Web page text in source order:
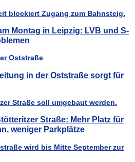
Montag in Leipzig: LVB und S-
in der Oststraße sorgt für
Straße: Mehr Platz für
weniger Parkplätze